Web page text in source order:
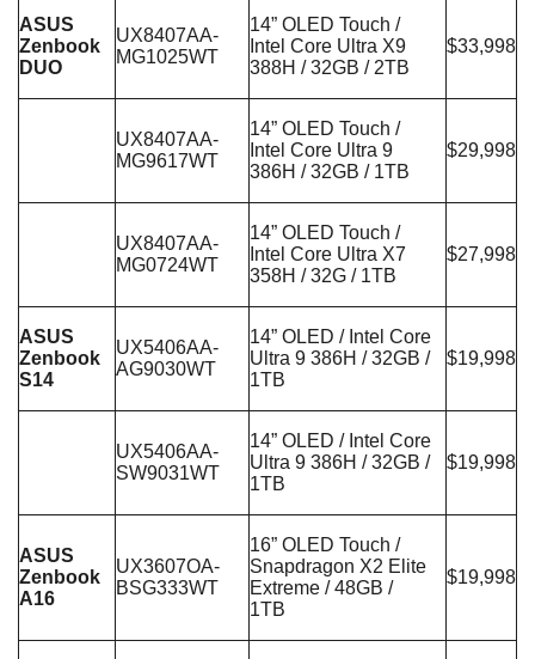
ASUS
Zenbook
DUO
UX8407AA-
MG1025WT
14” OLED Touch /
Intel Core Ultra X9
388H / 32GB / 2TB
$33,998
UX8407AA-
MG9617WT
14” OLED Touch /
Intel Core Ultra 9
386H / 32GB / 1TB
$29,998
UX8407AA-
MG0724WT
14” OLED Touch /
Intel Core Ultra X7
358H / 32G / 1TB
$27,998
ASUS
Zenbook
S14
UX5406AA-
AG9030WT
14” OLED / Intel Core
Ultra 9 386H / 32GB /
1TB
$19,998
UX5406AA-
SW9031WT
14” OLED / Intel Core
Ultra 9 386H / 32GB /
1TB
$19,998
ASUS
Zenbook
A16
UX3607OA-
BSG333WT
16” OLED Touch /
Snapdragon X2 Elite
Extreme / 48GB /
1TB
$19,998